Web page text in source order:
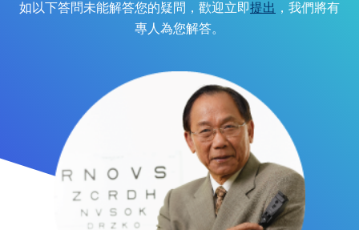
如以下答問未能解答您的疑問，歡迎立即提出 ，我們將有
專人為您解答。